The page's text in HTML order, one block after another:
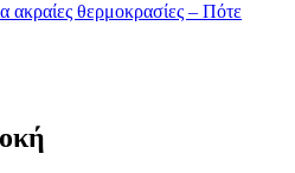
ακραίες θερμοκρασίες – Πότε